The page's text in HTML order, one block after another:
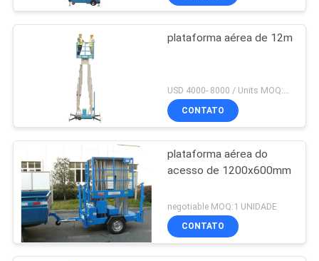
plataforma aérea de 12m
CONTATO
plataforma aérea do
acesso de 1200x600mm
negotiable MOQ:1 UNIDADE
CONTATO